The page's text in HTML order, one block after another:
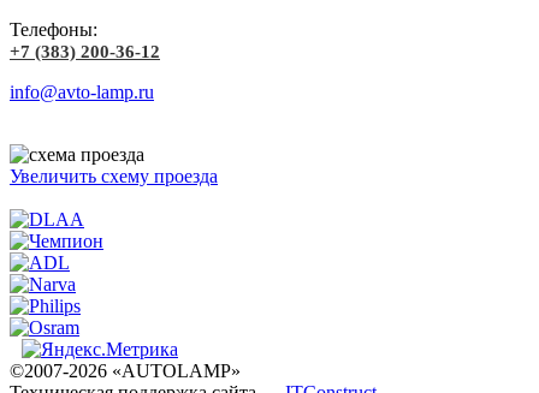
Телефоны:
+7 (383) 200-36-12
info@avto-lamp.ru
Увеличить схему проезда
©2007-2026 «AUTOLAMP»